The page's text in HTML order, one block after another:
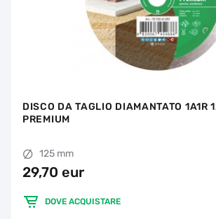
DISCO DA TAGLIO DIAMANTATO 1A1R
PREMIUM
125 mm
29,70 eur
DOVE ACQUISTARE